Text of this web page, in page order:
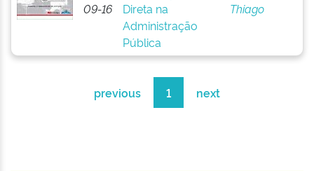
09-16
Direta na
Administração
Pública
Thiago
previous 1 next